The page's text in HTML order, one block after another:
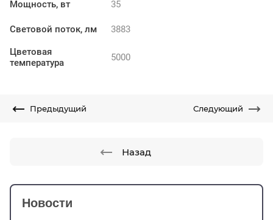
Новости
Мощность, вт 35
Световой поток, лм 3883
Цветовая
температура
5000
Предыдущий Следующий
Назад